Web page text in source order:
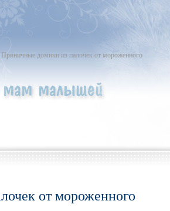
Пряничные домики из палочек от мороженного
от мороженного